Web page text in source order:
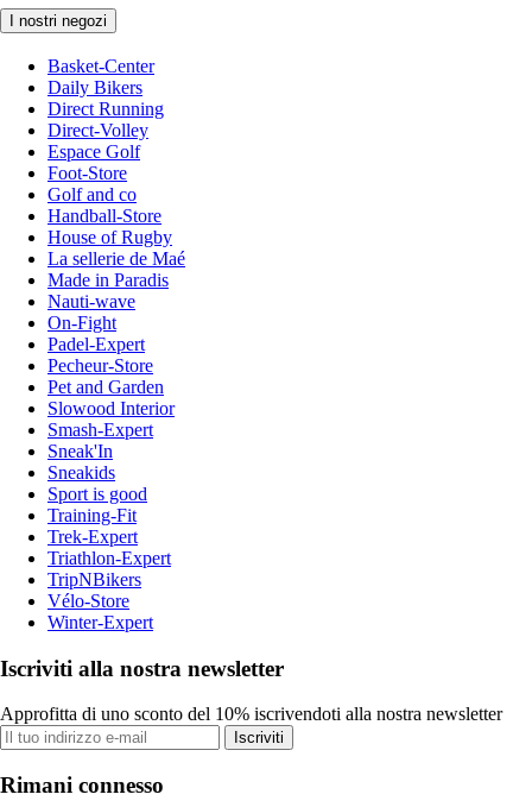
I nostri negozi
Basket-Center
Daily Bikers
Direct Running
Direct-Volley
Espace Golf
Foot-Store
Golf and co
Handball-Store
House of Rugby
La sellerie de Maé
Made in Paradis
Nauti-wave
On-Fight
Padel-Expert
Pecheur-Store
Pet and Garden
Slowood Interior
Smash-Expert
Sneak'In
Sneakids
Sport is good
Training-Fit
Trek-Expert
Triathlon-Expert
TripNBikers
Vélo-Store
Winter-Expert
Iscriviti alla nostra newsletter
Approfitta di uno sconto del 10% iscrivendoti alla nostra newsletter
Iscriviti
Rimani connesso